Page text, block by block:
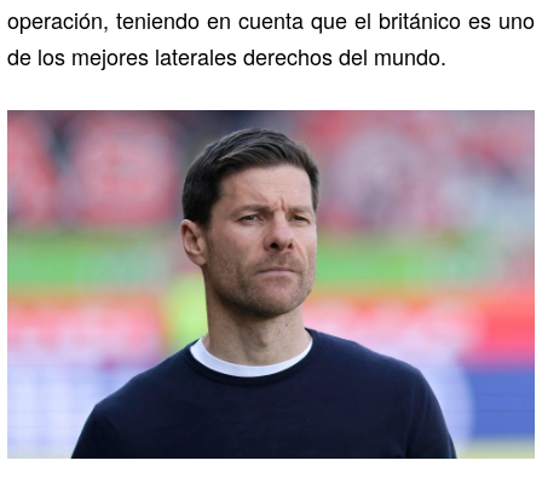
operación, teniendo en cuenta que el británico es uno
de los mejores laterales derechos del mundo.